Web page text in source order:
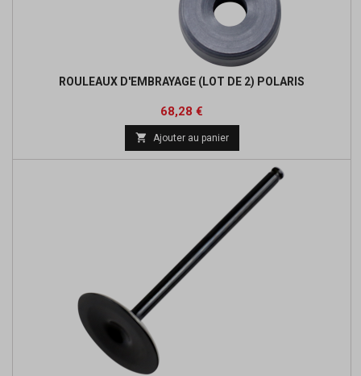
ROULEAUX D'EMBRAYAGE (LOT DE 2) POLARIS
Prix
68,28 €
base
 Ajouter au panier